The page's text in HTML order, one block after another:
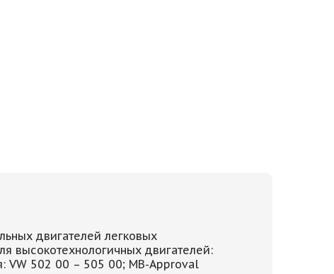
двигателей легковых
высокотехнологичных двигателей:
VW 502 00 – 505 00; MB-Approval